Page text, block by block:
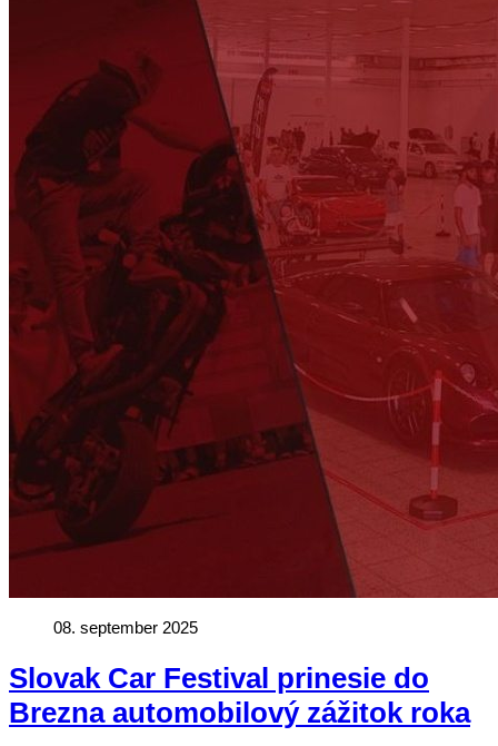
08. september 2025
Slovak Car Festival prinesie do
Brezna automobilový zážitok roka